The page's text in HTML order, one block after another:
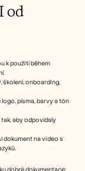
od
k použití během
školení, onboarding,
písma, barvy a tón
aby odpovídaly
dokument na video s